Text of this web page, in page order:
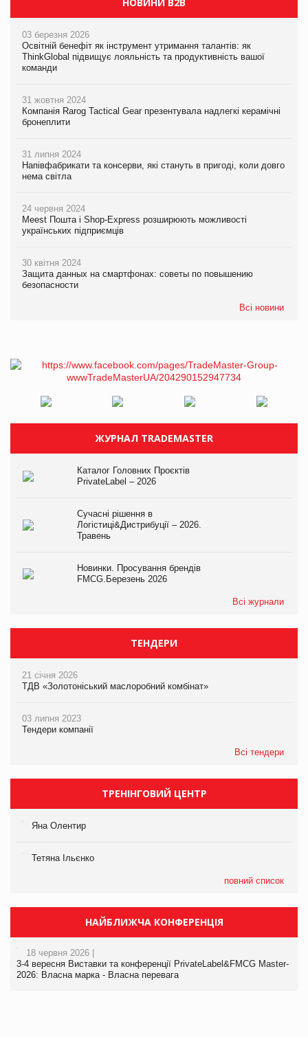
03 березня 2026
Освітній бенефіт як інструмент утримання талантів: як
ThinkGlobal підвищує лояльність та продуктивність вашої
команди
31 жовтня 2024
Компанія Rarog Tactical Gear презентувала надлегкі керамічні
бронеплити
31 липня 2024
Напівфабрикати та консерви, які стануть в пригоді, коли довго
нема світла
24 червня 2024
Meest Пошта і Shop-Express розширюють можливості
українських підприємців
30 квітня 2024
Защита данных на смартфонах: советы по повышению
безопасности
Всі новини
ЖУРНАЛ TRADEMASTER
Каталог Головних Проєктів
PrivateLabel – 2026
Сучасні рішення в
Логістиці&Дистрибуції – 2026.
Травень
Новинки. Просування брендів
FMCG.Березень 2026
Всі журнали
ТЕНДЕРИ
21 січня 2026
ТДВ «Золотоніський маслоробний комбінат»
03 липня 2023
Тендери компанії
Всі тендери
ТРЕНІНГОВИЙ ЦЕНТР
Яна Олентир
Тетяна Ільєнко
повний список
НАЙБЛИЖЧА КОНФЕРЕНЦІЯ
18 червня 2026 |
3-4 вересня Виставки та конференції PrivateLabel&FMCG Master-
2026: Власна марка - Власна перевага